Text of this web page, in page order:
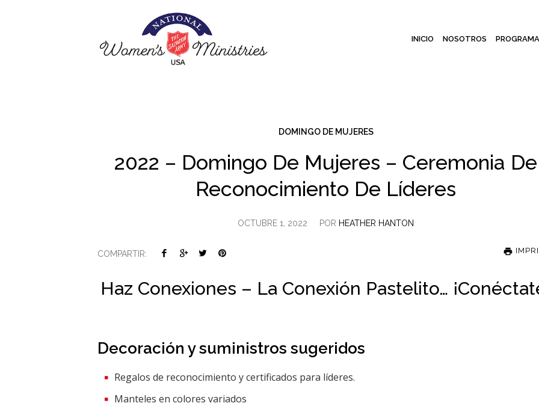
INICIO NOSOTROS
DOMINGO DE MUJERES
2022 – Domingo De Mujeres – Ceremonia De
Reconocimiento De Líderes
OCTUBRE 1, 2022 POR HEATHER HANTON
COMPARTIR:
Haz Conexiones – La Conexión Pastelito…
Decoración y suministros sugeridos
Regalos de reconocimiento y certificados para líderes.
Manteles en colores variados